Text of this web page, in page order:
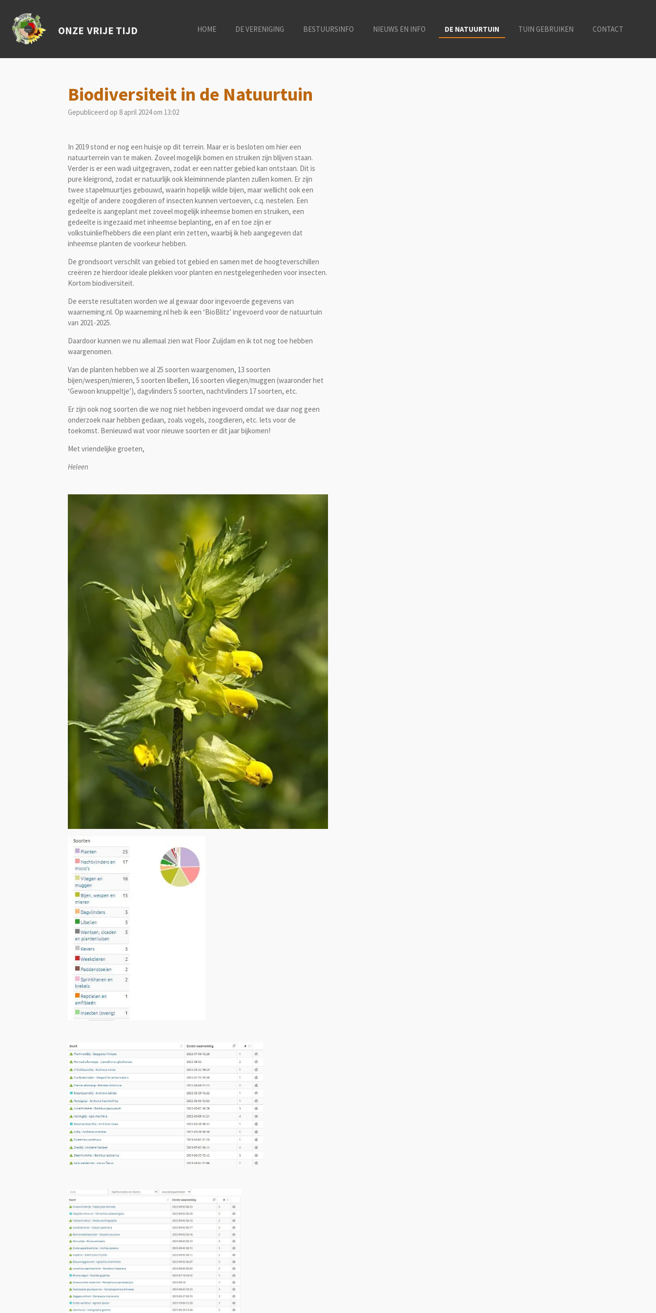
direct
naar
ONZE VRIJE TIJD HOME DE VERENIGING BESTUURSINFO NIEUWS EN INFO DE NATUURTUIN TUIN GEBRUIKEN CONTACT
Biodiversiteit in de Natuurtuin
Gepubliceerd op 8 april 2024 om 13:02
In 2019 stond er nog een huisje op dit terrein. Maar er is besloten om hier een
natuurterrein van te maken. Zoveel mogelijk bomen en struiken zijn blijven staan.
Verder is er een wadi uitgegraven, zodat er een natter gebied kan ontstaan. Dit is
pure kleigrond, zodat er natuurlijk ook kleiminnende planten zullen komen. Er zijn
twee stapelmuurtjes gebouwd, waarin hopelijk wilde bijen, maar wellicht ook een
egeltje of andere zoogdieren of insecten kunnen vertoeven, c.q. nestelen. Een
gedeelte is aangeplant met zoveel mogelijk inheemse bomen en struiken, een
gedeelte is ingezaaid met inheemse beplanting, en af en toe zijn er
volkstuinliefhebbers die een plant erin zetten, waarbij ik heb aangegeven dat
inheemse planten de voorkeur hebben.
De grondsoort verschilt van gebied tot gebied en samen met de hoogteverschillen
creëren ze hierdoor ideale plekken voor planten en nestgelegenheden voor insecten.
Kortom biodiversiteit.
De eerste resultaten worden we al gewaar door ingevoerde gegevens van
waarneming.nl. Op waarneming.nl heb ik een ‘BioBlitz’ ingevoerd voor de natuurtuin
van 2021-2025.
Daardoor kunnen we nu allemaal zien wat Floor Zuijdam en ik tot nog toe hebben
waargenomen.
Van de planten hebben we al 25 soorten waargenomen, 13 soorten
bijen/wespen/mieren, 5 soorten libellen, 16 soorten vliegen/muggen (waaronder het
‘Gewoon knuppeltje’), dagvlinders 5 soorten, nachtvlinders 17 soorten, etc.
Er zijn ook nog soorten die we nog niet hebben ingevoerd omdat we daar nog geen
onderzoek naar hebben gedaan, zoals vogels, zoogdieren, etc. Iets voor de
toekomst. Benieuwd wat voor nieuwe soorten er dit jaar bijkomen!
Met vriendelijke groeten,
Heleen